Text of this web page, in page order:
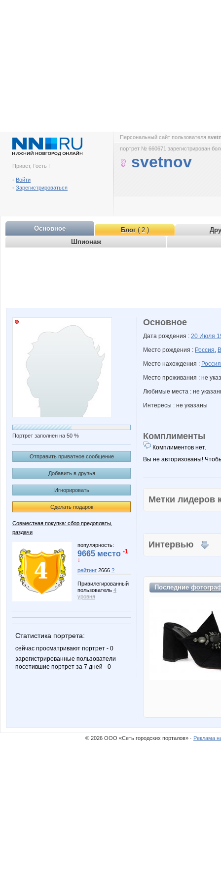
Привет, Гость !
- Войти
- Зарегистрироваться
Персональный сайт пользователя
портрет № 660671 зарегистрирован
svetnov
Основное Блог( 2 )
Шпионаж
Портрет заполнен на 50 %
Отправить приватное сообщение
Добавить в друзья
Игнорировать
Сделать подарок
Совместная покупка: сбор предоплаты,
раздачи
популярность:
9665 место -1
↓
рейтинг 2666 ?
Привилегированный
пользователь 4
уровня
Статистика портрета:
сейчас просматривают портрет - 0
зарегистрированные пользователи
посетившие портрет за 7 дней - 0
Основное
Дата рождения : 20 Июля
Место рождения : Россия,
Место нахождения : Россия
Место проживания : не
Любимые места : не
Интересы : не указаны
Комплименты
Комплиментов нет.
Вы не авторизованы!
Метки
Интервью
Последние
© 2026 ООО «Сеть городских порталов» · Реклама